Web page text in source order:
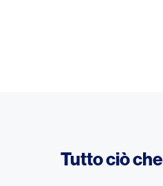
Tutto ciò